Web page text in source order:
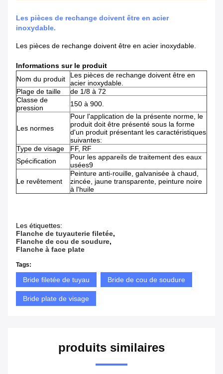
Les pièces de rechange doivent être en acier
inoxydable.
Les pièces de rechange doivent être en acier inoxydable.
Informations sur le produit
Nom du produit
Les pièces de rechange doivent être en
acier inoxydable.
Plage de taille
de 1/8 à 72
Classe de
pression
150 à 900.
Les normes
Pour l'application de la présente norme, le
produit doit être présenté sous la forme
d'un produit présentant les caractéristiques
suivantes:
Type de visage
FF, RF
Spécification
Pour les appareils de traitement des eaux
usées9
Le revêtement
Peinture anti-rouille, galvanisée à chaud,
zincée, jaune transparente, peinture noire
à l'huile
Les étiquettes:
Flanche de tuyauterie filetée,
Flanche de cou de soudure,
Flanche à face plate
Tags:
Bride filetée de tuyau Bride de cou de soudure
Bride plate de visage
produits similaires